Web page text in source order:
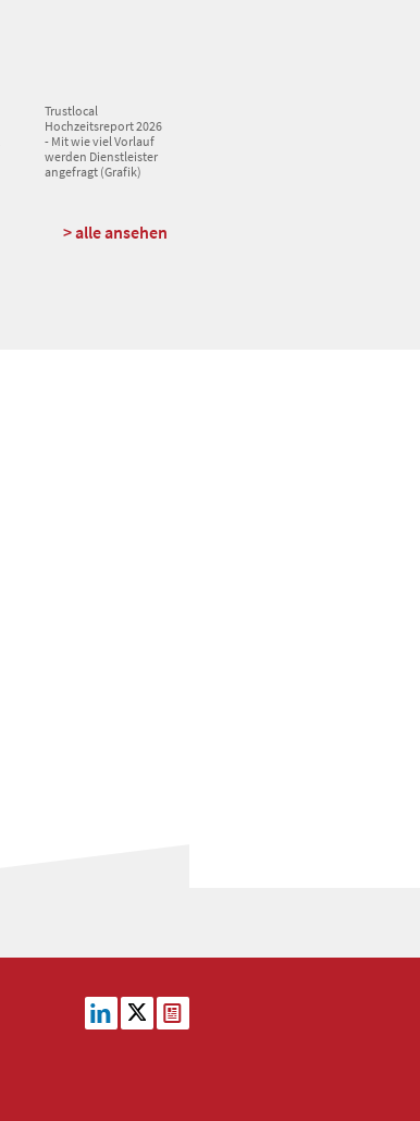
Trustlocal
Hochzeitsreport 2026
- Mit wie viel Vorlauf
werden Dienstleister
angefragt (Grafik)
> alle ansehen